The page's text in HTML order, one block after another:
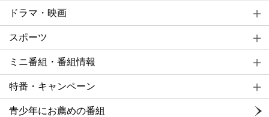
ドラマ・映画
スポーツ
ミニ番組・番組情報
特番・キャンペーン
青少年にお薦めの番組